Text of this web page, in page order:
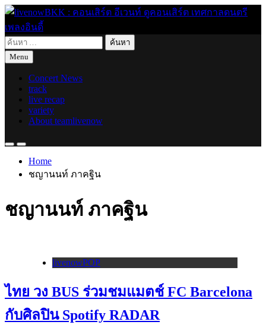
Skip
content
livenowBKK : คอนเสิร์ต อีเวนท์ ดูคอนเสิร์ต เทศกาลดนตรี เพลง
อินดี้
live for today
ค้นหา
สำหรับ:
Menu
Concert News
track
live recap
variety
About teamlivenow
Home
ชญานนท์ ภาคฐิน
ชญานนท์ ภาคฐิน
livenowPOP
ไทย วง BUS ร่วมชมแมตช์ FC Barcelona
กับศิลปิน Spotify RADAR